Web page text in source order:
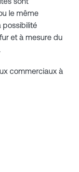
le même
possibilité
et à mesure du
commerciaux à